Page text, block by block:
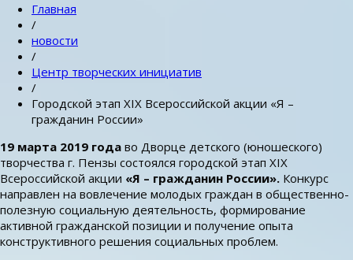
Главная
/
новости
/
Центр творческих инициатив
/
Городской этап XIX Всероссийской акции «Я –
гражданин России»
19 марта 2019 года во Дворце детского (юношеского)
творчества г. Пензы состоялся городской этап XIX
Всероссийской акции «Я – гражданин России». Конкурс
направлен на вовлечение молодых граждан в общественно-
полезную социальную деятельность, формирование
активной гражданской позиции и получение опыта
конструктивного решения социальных проблем.